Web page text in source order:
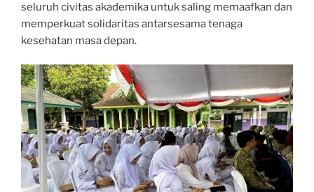
seluruh civitas akademika untuk saling memaafkan dan
memperkuat solidaritas antarsesama tenaga
kesehatan masa depan.